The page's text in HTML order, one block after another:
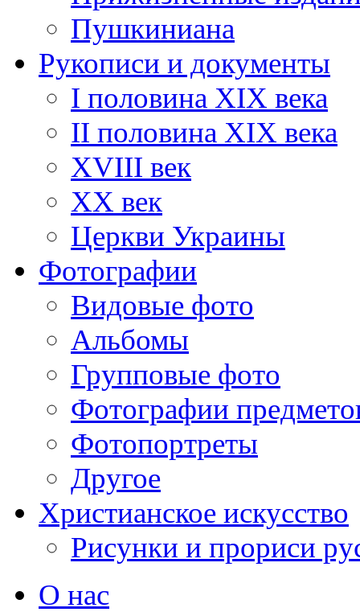
Пушкиниана
Рукописи и документы
I половина XIX века
II половина XIX века
XVIII век
ХХ век
Церкви Украины
Фотографии
Видовые фото
Альбомы
Групповые фото
Фотографии
Фотопортреты
Другое
Христианское искусство
Рисунки и прориси
О нас